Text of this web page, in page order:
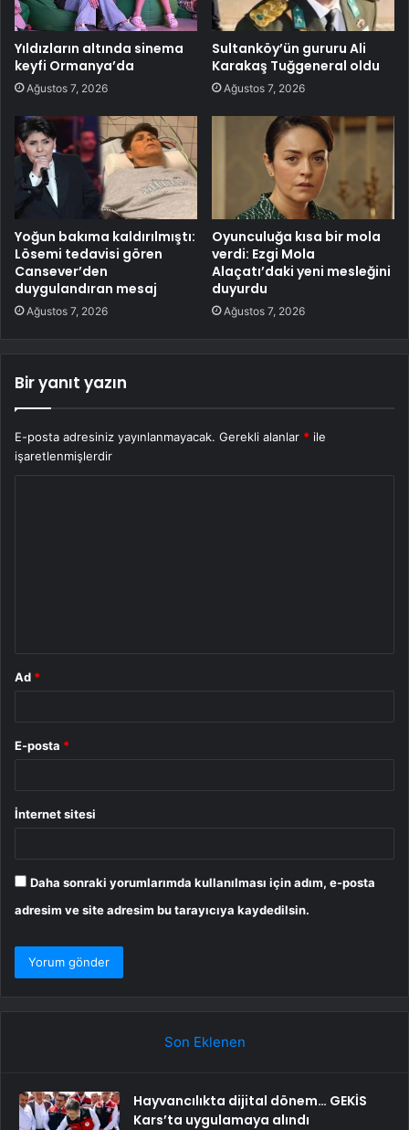
Yıldızların altında sinema
keyfi Ormanya’da
Ağustos 7, 2026
Sultanköy’ün gururu Ali
Karakaş Tuğgeneral oldu
Ağustos 7, 2026
Yoğun bakıma kaldırılmıştı:
Lösemi tedavisi gören
Cansever’den
duygulandıran mesaj
Ağustos 7, 2026
Oyunculuğa kısa bir mola
verdi: Ezgi Mola
Alaçatı’daki yeni mesleğini
duyurdu
Ağustos 7, 2026
Bir yanıt yazın
E-posta adresiniz yayınlanmayacak. Gerekli alanlar * ile
işaretlenmişlerdir
Ad *
E-posta *
İnternet sitesi
Daha sonraki yorumlarımda kullanılması için adım, e-posta
adresim ve site adresim bu tarayıcıya kaydedilsin.
Son Eklenen
Hayvancılıkta dijital dönem… GEKİS
Kars’ta uygulamaya alındı